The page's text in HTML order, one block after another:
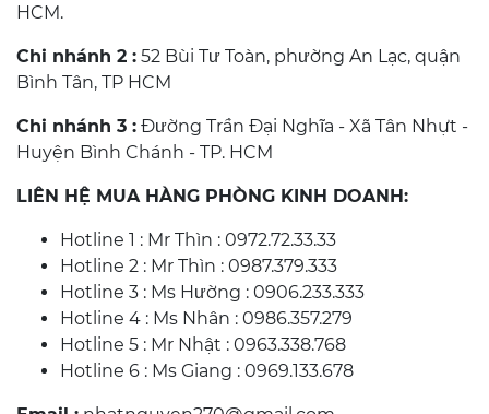
HCM.
Chi nhánh 2 : 52 Bùi Tư Toàn, phường An Lạc, quận
Bình Tân, TP HCM
Chi nhánh 3 : Đường Trần Đại Nghĩa - Xã Tân Nhựt -
Huyện Bình Chánh - TP. HCM
LIÊN HỆ MUA HÀNG PHÒNG KINH DOANH:
Hotline 1 : Mr Thìn : 0972.72.33.33
Hotline 2 : Mr Thìn : 0987.379.333
Hotline 3 : Ms Hường : 0906.233.333
Hotline 4 : Ms Nhân : 0986.357.279
Hotline 5 : Mr Nhật : 0963.338.768
Hotline 6 : Ms Giang : 0969.133.678